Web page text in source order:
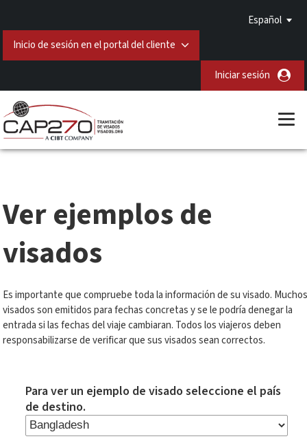
Español
Inicio de sesión en el portal del cliente
Iniciar sesión
Ver ejemplos de
visados
Es importante que compruebe toda la información de su visado. Muchos
visados son emitidos para fechas concretas y se le podría denegar la
entrada si las fechas del viaje cambiaran. Todos los viajeros deben
responsabilizarse de verificar que sus visados sean correctos.
Para ver un ejemplo de visado seleccione el país
de destino.